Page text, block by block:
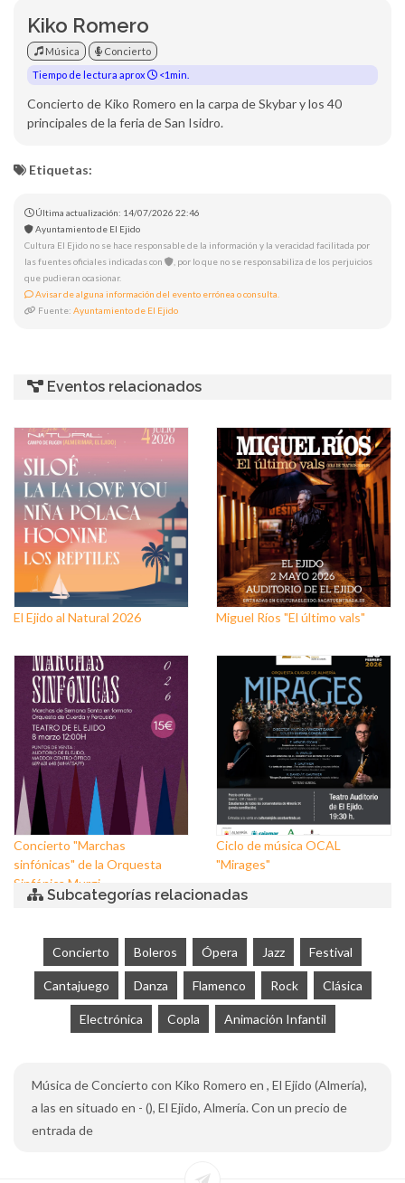
Kiko Romero
Música
Concierto
Tiempo de lectura aprox
<1min.
Concierto de Kiko Romero en la carpa de Skybar y los 40
principales de la feria de San Isidro.
Etiquetas:
Última actualización: 14/07/2026 22:46
Ayuntamiento de El Ejido
Cultura El Ejido no se hace responsable de la información y la veracidad facilitada por
las fuentes oficiales indicadas con
, por lo que no se responsabiliza de los perjuicios
que pudieran ocasionar.
Avisar de alguna información del evento errónea o consulta.
Fuente: Ayuntamiento de El Ejido
Eventos relacionados
El Ejido al Natural 2026 Miguel Ríos "El último vals"
Concierto "Marchas
sinfónicas" de la Orquesta
Sinfónica Murgi
Ciclo de música OCAL
"Mirages"
Subcategorías relacionadas
Concierto Boleros Ópera Jazz Festival
Cantajuego Danza Flamenco Rock Clásica
Electrónica Copla Animación Infantil
Música de Concierto con Kiko Romero en , El Ejido (Almería),
a las en situado en - (), El Ejido, Almería. Con un precio de
entrada de